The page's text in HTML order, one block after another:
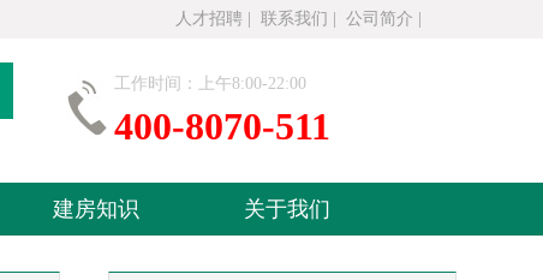
人才招聘 联系我们 公司简介
工作时间：上午8:00-22:00
400-8070-511
建房知识 关于我们